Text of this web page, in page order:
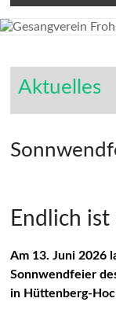
Aktuelles
Endlich
Am 13. Juni 2026
Sonnwendfeier
in Hüttenberg-